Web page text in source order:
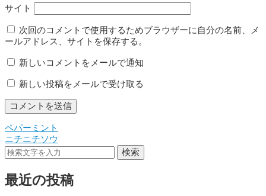
サイト
次回のコメントで使用するためブラウザーに自分の名前、メ
ールアドレス、サイトを保存する。
新しいコメントをメールで通知
新しい投稿をメールで受け取る
投
稿
ビ
ペパーミント
ニチニチソウ
検索
最近の投稿